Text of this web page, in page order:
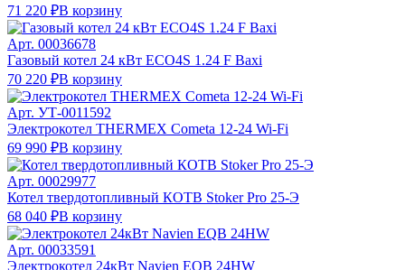
71 220 ₽В корзину
Арт. 00036678
Газовый котел 24 кВт ECO4S 1.24 F Baxi
70 220 ₽В корзину
Арт. УТ-0011592
Электрокотел THERMEX Cometa 12-24 Wi-Fi
69 990 ₽В корзину
Арт. 00029977
Котел твердотопливный КОТВ Stoker Pro 25-Э
68 040 ₽В корзину
Арт. 00033591
Электрокотел 24кВт Navien EQB 24HW